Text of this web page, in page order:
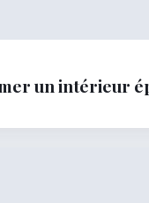
un intérieur